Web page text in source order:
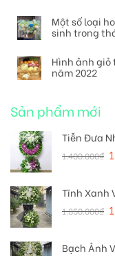
Một số loại
sinh trong
Hình ảnh
năm 2022
Sản phẩm mới
Tiễn Đưa
1.400.000₫
Tĩnh Xanh
1.850.000₫
Bạch Ảnh